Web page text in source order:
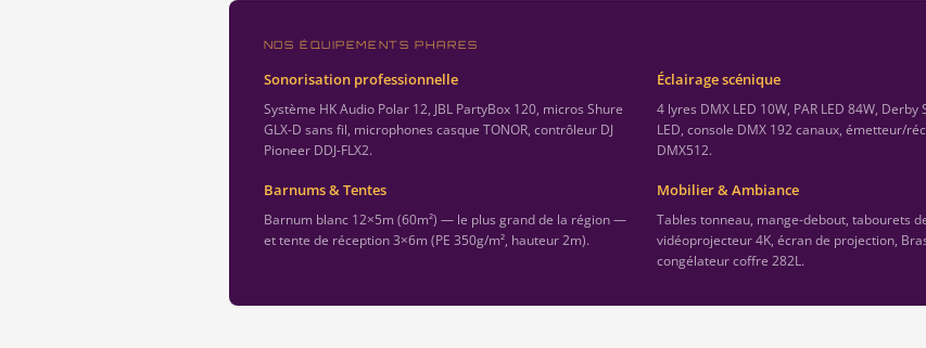
NOS ÉQUIPEMENTS PHARES
Sonorisation professionnelle
Système HK Audio Polar 12, JBL PartyBox 120, micros Shure
GLX-D sans fil, microphones casque TONOR, contrôleur DJ
Pioneer DDJ-FLX2.
Éclairage scénique
4 lyres DMX LED 10W, PAR LED 84W, Derby
LED, console DMX 192 canaux, émetteur/
DMX512.
Barnums & Tentes
Barnum blanc 12×5m (60m²) — le plus grand de la région —
et tente de réception 3×6m (PE 350g/m², hauteur 2m).
Mobilier & Ambiance
Tables tonneau, mange-debout, tabourets
vidéoprojecteur 4K, écran de projection,
congélateur coffre 282L.